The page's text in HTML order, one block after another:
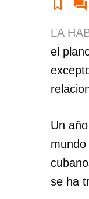
LA
el
Un
se ha